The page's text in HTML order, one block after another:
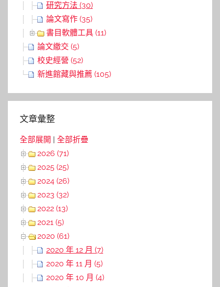
研究方法 (30)
論文寫作 (35)
書目軟體工具 (11)
論文繳交 (5)
校史經營 (52)
新進館藏與推薦 (105)
文章彙整
全部展開 | 全部折疊
2026 (71)
2025 (25)
2024 (26)
2023 (32)
2022 (13)
2021 (5)
2020 (61)
2020 年 12 月 (7)
2020 年 11 月 (5)
2020 年 10 月 (4)